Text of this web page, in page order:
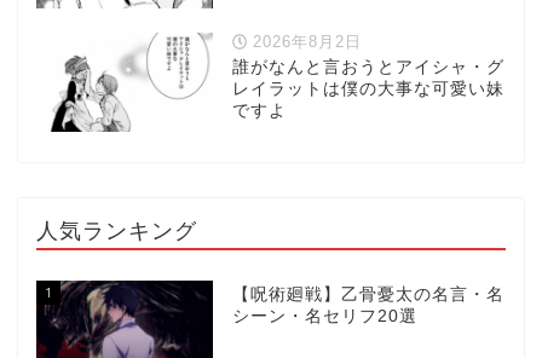
2026年8月2日
誰がなんと言おうとアイシャ・グ
レイラットは僕の大事な可愛い妹
ですよ
人気ランキング
1
【呪術廻戦】乙骨憂太の名言・名
シーン・名セリフ20選